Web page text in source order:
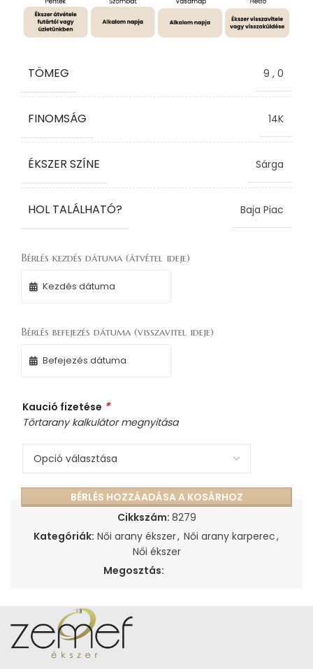
TÖMEG 9 , 0
FINOMSÁG 14K
ÉKSZER SZÍNE Sárga
HOL TALÁLHATÓ? Baja Piac
Bérlés kezdés dátuma (átvétel ideje)
Bérlés befejezés dátuma (visszavitel ideje)
Kaució fizetése *
Törtarany kalkulátor megnyitása
BÉRLÉS HOZZÁADÁSA A KOSÁRHOZ
Cikkszám: 8279
Kategóriák: Női arany ékszer, Női arany karperec,
Női ékszer
Megosztás: